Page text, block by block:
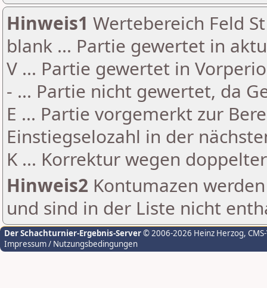
Hinweis1 Wertebereich Feld
blank ... Partie gewertet in
V ... Partie gewertet in
- ... Partie nicht gewertet, da
E ... Partie vorgemerkt zur
Einstiegselozahl in der
K ... Korrektur wegen
Hinweis2 Kontumazen
und sind in der Liste nicht
Der Schachturnier-Ergebnis-Server© 2006-2026 Heinz Herzog,
Impressum / Nutzungsbedingungen